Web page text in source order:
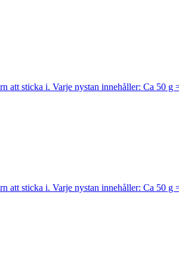
att sticka i. Varje nystan innehåller: Ca
att sticka i. Varje nystan innehåller: Ca